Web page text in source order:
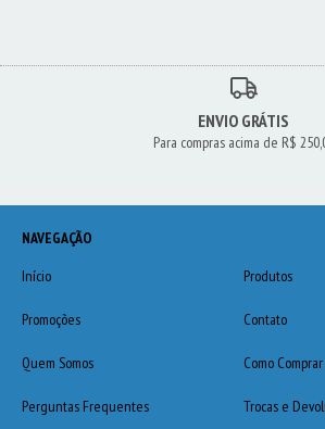
ENVIO GRÁTIS
Para compras acima de R$
NAVEGAÇÃO
Início
Produtos
Promoções Contato
Quem Somos Como Comprar
Perguntas Frequentes Trocas e